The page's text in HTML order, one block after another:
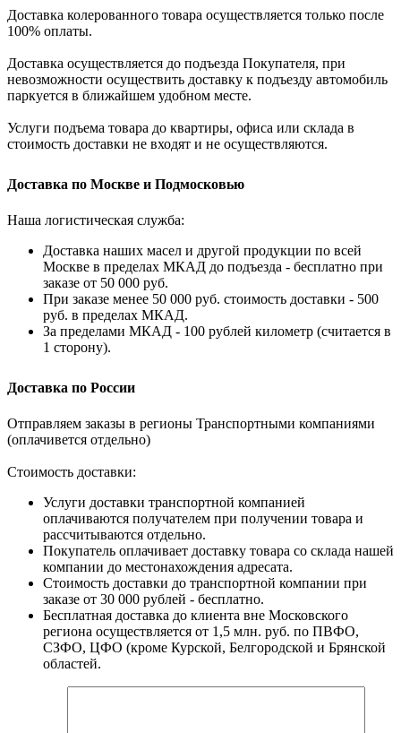
Доставка колерованного товара осуществляется только после
100% оплаты.
Доставка осуществляется до подъезда Покупателя, при
невозможности осуществить доставку к подъезду автомобиль
паркуется в ближайшем удобном месте.
Услуги подъема товара до квартиры, офиса или склада в
стоимость доставки не входят и не осуществляются.
Доставка по Москве и Подмосковью
Наша логистическая служба:
Доставка наших масел и другой продукции по всей
Москве в пределах МКАД до подъезда - бесплатно при
заказе от 50 000 руб.
При заказе менее 50 000 руб. стоимость доставки - 500
руб. в пределах МКАД.
За пределами МКАД - 100 рублей километр (считается в
1 сторону).
Доставка по России
Отправляем заказы в регионы Транспортными компаниями
(оплачивется отдельно)
Стоимость доставки:
Услуги доставки транспортной компанией
оплачиваются получателем при получении товара и
рассчитываются отдельно.
Покупатель оплачивает доставку товара со склада нашей
компании до местонахождения адресата.
Стоимость доставки до транспортной компании при
заказе от 30 000 рублей - бесплатно.
Бесплатная доставка до клиента вне Московского
региона осуществляется от 1,5 млн. руб. по ПВФО,
СЗФО, ЦФО (кроме Курской, Белгородской и Брянской
областей.